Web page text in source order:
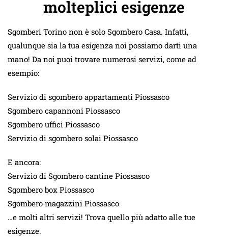
molteplici esigenze
Sgomberi Torino non è solo Sgombero Casa. Infatti,
qualunque sia la tua esigenza noi possiamo darti una
mano! Da noi puoi trovare numerosi servizi, come ad
esempio:
Servizio di sgombero appartamenti Piossasco
Sgombero capannoni Piossasco
Sgombero uffici Piossasco
Servizio di sgombero solai Piossasco
E ancora:
Servizio di Sgombero cantine Piossasco
Sgombero box Piossasco
Sgombero magazzini Piossasco
…e molti altri servizi! Trova quello più adatto alle tue
esigenze.